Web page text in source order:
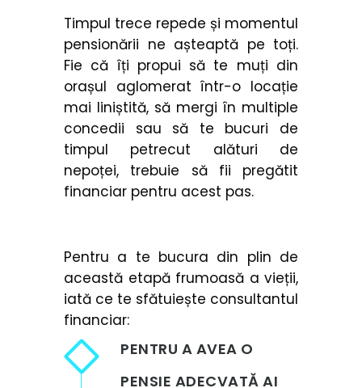
Timpul trece repede și momentul
pensionării ne așteaptă pe toți.
Fie că îți propui să te muți din
orașul aglomerat într-o locație
mai liniștită, să mergi în multiple
concedii sau să te bucuri de
timpul petrecut alături de
nepoței, trebuie să fii pregătit
financiar pentru acest pas.
Pentru a te bucura din plin de
această etapă frumoasă a vieții,
iată ce te sfătuiește consultantul
financiar:
PENTRU A AVEA O
PENSIE ADECVATĂ AI